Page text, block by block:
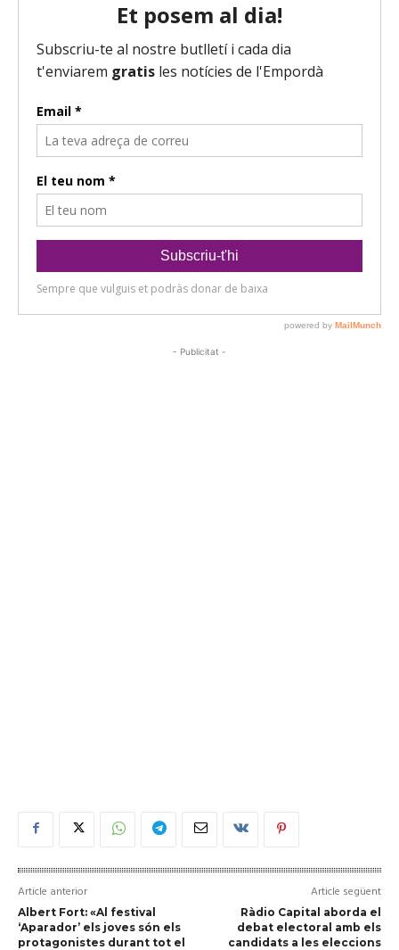
- Publicitat -
Article anterior
Albert Fort: «Al festival
‘Aparador’ els joves són els
protagonistes durant tot el
Article següent
Ràdio Capital aborda el
debat electoral amb els
candidats a les eleccions